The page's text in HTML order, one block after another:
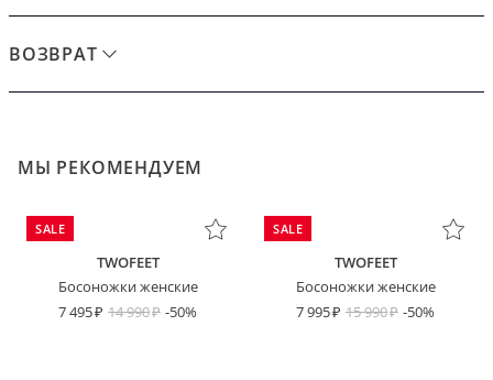
ВОЗВРАТ
МЫ РЕКОМЕНДУЕМ
SALE
TWOFEET
Босоножки женские
7 495
14 990 -50%
SALE
TWOFEET
Босоножки женские
7 995
15 990 -50%